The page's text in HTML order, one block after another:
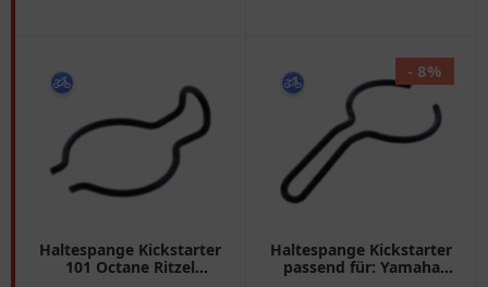
Haltespange Kickstarter
101 Octane Ritzel
Haltespange Kickstarter
passend für: Yamaha
- 8%